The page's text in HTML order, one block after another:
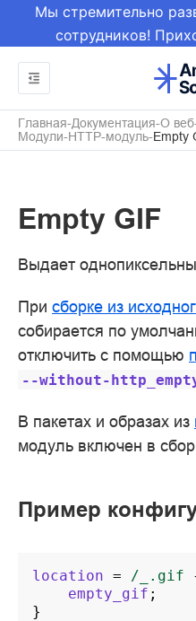
Мы стремительно
сотрудников!
Главная Документация О
Модули HTTP-модуль Empty
Empty GIF
Выдает
При сборке из
собирается по
отключить с помощью
--without-
В пакетах и образах из
модуль включен в
Пример
location = /_.gif
empty_gif ;
}